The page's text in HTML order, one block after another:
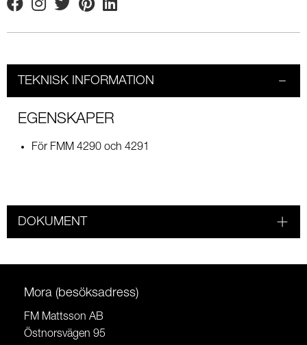
FacebookInstagram
TwitterPinterestLinkedin
TEKNISK INFORMATION
EGENSKAPER
För FMM 4290 och 4291
DOKUMENT
Mora (besöksadress)
FM Mattsson AB
Östnorsvägen 95